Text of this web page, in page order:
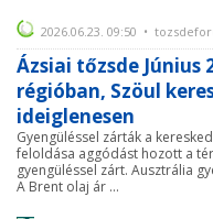
2026.06.23. 09:50 •
Ázsiai tőzsde Június
régióban, Szöul
ideiglenesen
Gyengüléssel zárták a
feloldása aggódást hozott a
gyengüléssel zárt. Ausztrália
A Brent olaj ár ...